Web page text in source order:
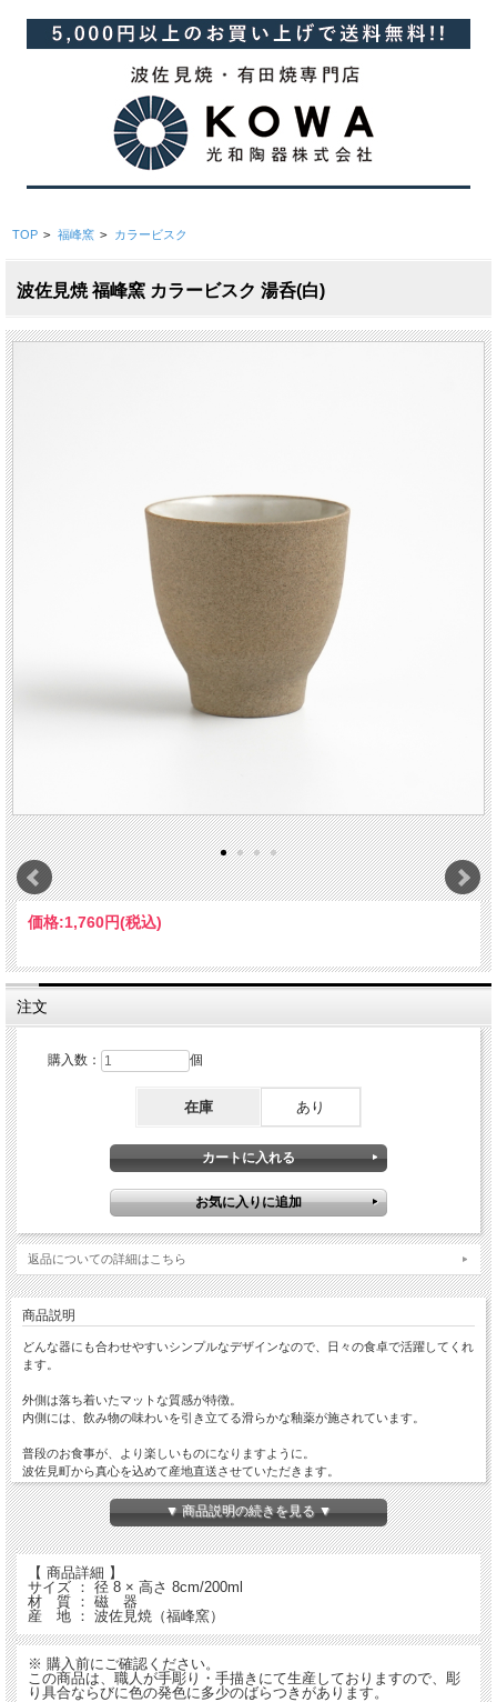
TOP > 福峰窯 > カラービスク
波佐見焼 福峰窯 カラービスク 湯呑(白)
価格:1,760円(税込)
注文
購入数： 個
在庫 あり
返品についての詳細はこちら
商品説明
どんな器にも合わせやすいシンプルなデザインなので、日々の食卓で活躍してくれ
ます。
外側は落ち着いたマットな質感が特徴。
内側には、飲み物の味わいを引き立てる滑らかな釉薬が施されています。
普段のお食事が、より楽しいものになりますように。
波佐見町から真心を込めて産地直送させていただきます。
▼ 商品説明の続きを見る ▼
【 商品詳細 】
サイズ ： 径 8 × 高さ 8cm/200ml
材 質 ： 磁 器
産 地 ： 波佐見焼（福峰窯）
※ 購入前にご確認ください。
この商品は、職人が手彫り・手描きにて生産しておりますので、彫
り具合ならびに色の発色に多少のばらつきがあります。